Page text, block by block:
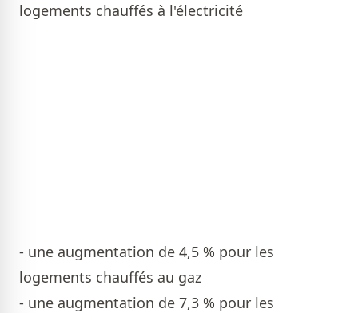
logements chauffés à l'électricité
- une augmentation de 4,5 % pour les
logements chauffés au gaz
- une augmentation de 7,3 % pour les